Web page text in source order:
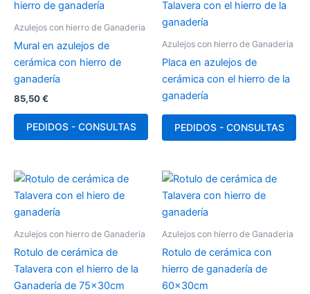
Azulejos con hierro de Ganaderia
Mural en azulejos de
cerámica con hierro de
ganadería
85,50€
PEDIDOS - CONSULTAS
Azulejos con hierro de Ganaderia
Placa en azulejos de
cerámica con el hierro de la
ganadería
PEDIDOS - CONSULTAS
Azulejos con hierro de Ganaderia
Rotulo de cerámica de
Talavera con el hierro de la
Ganadería de 75x30cm
Azulejos con hierro de Ganaderia
Rotulo de cerámica con
hierro de ganadería de
60x30cm